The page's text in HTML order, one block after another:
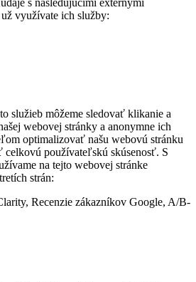
s nasledujúcimi externými
využívate ich služby:
služieb môžeme sledovať klikanie a
webovej stránky a anonymne ich
optimalizovať našu webovú stránku
celkovú používateľskú skúsenosť. S
na tejto webovej stránke
strán:
Recenzie zákazníkov Google, A/B-